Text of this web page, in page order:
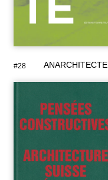
#28 ANARCHITECTE